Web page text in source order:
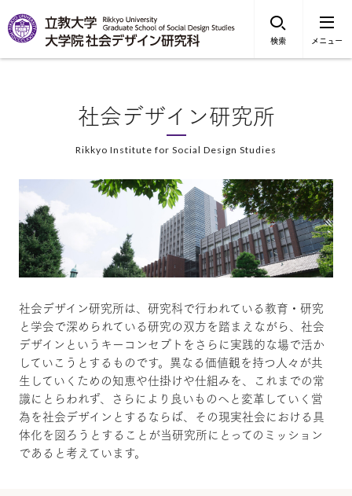
検索 メニュー
社会デザイン研究所
Rikkyo Institute for Social Design Studies
社会デザイン研究所は、研究科で行われている教育・研究
と学会で深められている研究の双方を踏まえながら、社会
デザインというキーコンセプトをさらに実践的な場で活か
していこうとするものです。異なる価値観を持つ人々が共
生していくための知恵や仕掛けや仕組みを、これまでの常
識にとらわれず、さらにより良いものへと変革していく営
為を社会デザインとするならば、その現実社会における具
体化を図ろうとすることが当研究所にとってのミッション
であると考えています。